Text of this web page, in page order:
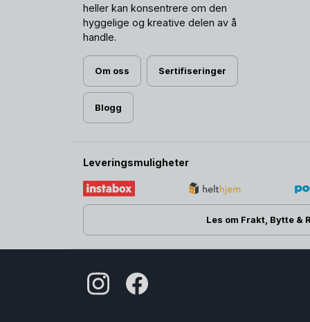
heller kan konsentrere om den
hyggelige og kreative delen av å
handle.
Om oss Sertifiseringer
Blogg
Leveringsmuligheter
Les om Frakt, Bytte &